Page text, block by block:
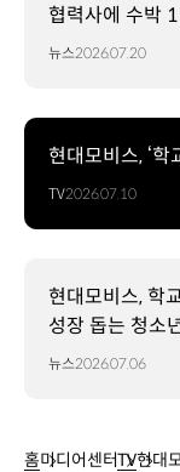
협력사에 수박
뉴스2026.07.20
현대모비스, ‘학
TV2026.07.10
현대모비스, 학
성장 돕는 청소
뉴스2026.07.06
홈미디어센터TV현대